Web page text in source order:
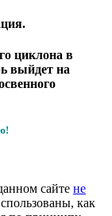
циклона в
выйдет на
сайте не
как